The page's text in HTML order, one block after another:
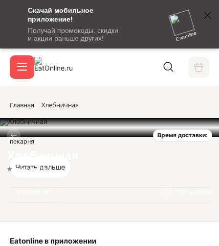
Скачай мобильное
приложение!
Получай промокоды, скидки
и акции раньше других!
Eatonline
сообщение
кодом
подтверждения
Вход / регистрация
Акции
Главная Хлебничная
Время доставки:
Нет оценок
пекарня
Читать дальше
Eatonline в приложении